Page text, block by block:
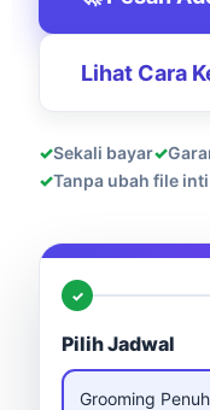
Lihat Cara
✓Sekali bayar✓
✓Tanpa ubah file inti
✓
Pilih Jadwal
Grooming Penuh